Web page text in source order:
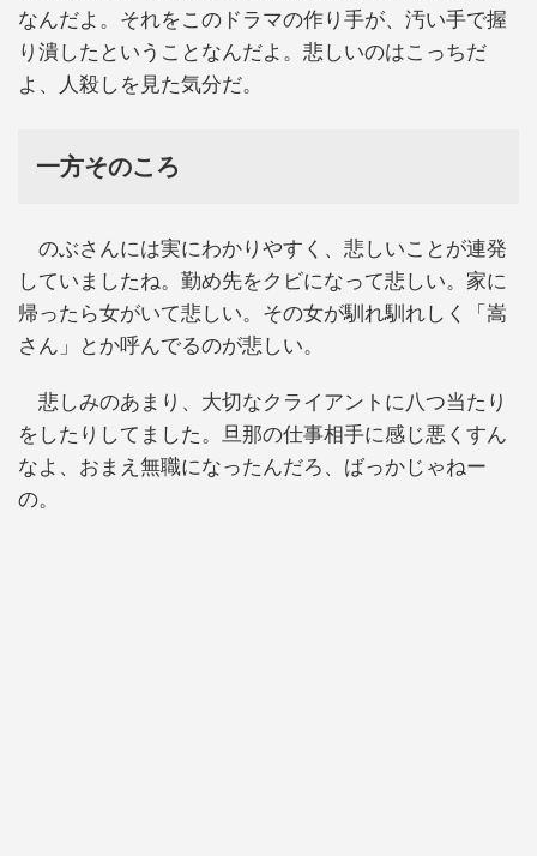
なんだよ。それをこのドラマの作り手が、汚い手で握
り潰したということなんだよ。悲しいのはこっちだ
よ、人殺しを見た気分だ。
一方そのころ
のぶさんには実にわかりやすく、悲しいことが連発
していましたね。勤め先をクビになって悲しい。家に
帰ったら女がいて悲しい。その女が馴れ馴れしく「嵩
さん」とか呼んでるのが悲しい。
悲しみのあまり、大切なクライアントに八つ当たり
をしたりしてました。旦那の仕事相手に感じ悪くすん
なよ、おまえ無職になったんだろ、ばっかじゃねー
の。